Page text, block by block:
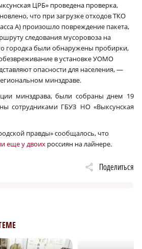
ЦРБ» проведена проверка,
что при загрузке отходов ТКО
А) произошло повреждение пакета,
следования мусоровоза на
городка были обнаружены пробирки,
в установке УОМО
опасности для населения, —
минздраве.
минздрава, были собраны днем 19
сотрудниками ГБУЗ НО «Выксунская
правды» сообщалось, что
еще у двоих россиян на лайнере.
Поделиться